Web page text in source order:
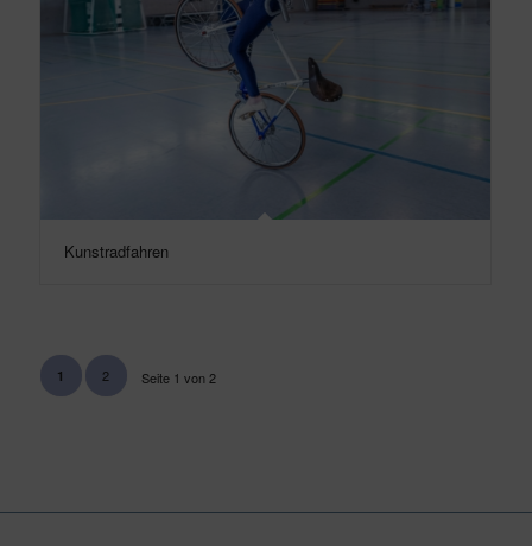
Kunstradfahren
Seite 1 von 2
1 2